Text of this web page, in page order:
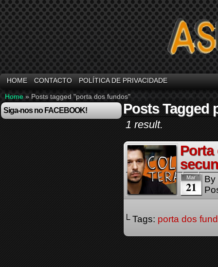
HOME CONTACTO POLÍTICA DE PRIVACIDADE
Home » Posts tagged "porta dos fundos"
Siga-nos no FACEBOOK! Posts Tagged
1 result.
Porta
Mar
21
By
└ Tags: porta dos